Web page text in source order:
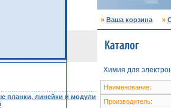
» Ваша корзина »
планки, линейки и модули
Химия для
Наименование:
Производитель: